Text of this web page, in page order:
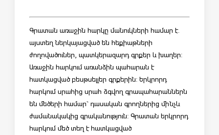
Գրատան առաջին հարկը մանուկների համար է.
այստեղ ներկայացված են հեքիաթների
ժողովածուներ, պատկերազարդ գրքեր և խաղեր:
Առաջին հարկում առանձին պահարան է
հատկացված բեսթսելլեր գրքերին: Երկրորդ
հարկում սրահից սրահ ձգվող գրապահարաններն
են մեծերի համար` դասական գրողներից մինչև
ժամանակակից գրականություն: Գրատան երկրորդ
հարկում մեծ տեղ է հատկացված